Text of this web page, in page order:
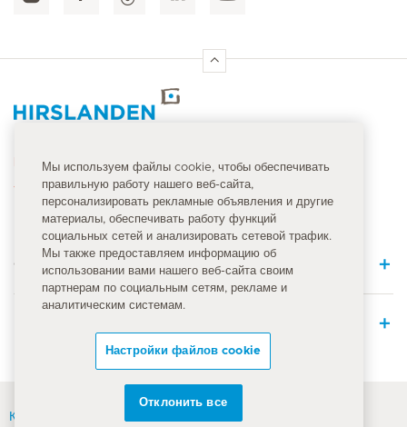
Номер неотложной помощи
144
Quick Links
Контакты
Мы используем файлы cookie, чтобы обеспечивать
правильную работу нашего веб-сайта,
персонализировать рекламные объявления и другие
материалы, обеспечивать работу функций
социальных сетей и анализировать сетевой трафик.
Мы также предоставляем информацию об
использовании вами нашего веб-сайта своим
партнерам по социальным сетям, рекламе и
аналитическим системам.
Настройки файлов cookie
Отклонить все